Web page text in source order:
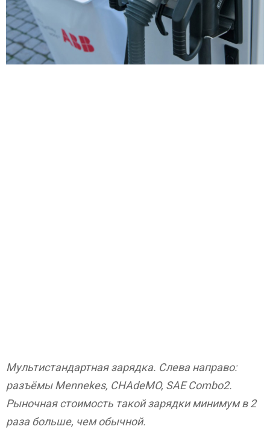
Мультистандартная зарядка. Слева направо:
разъёмы Mennekes, CHAdeMO, SAE Combo2.
Рыночная стоимость такой зарядки минимум в 2
раза больше, чем обычной.